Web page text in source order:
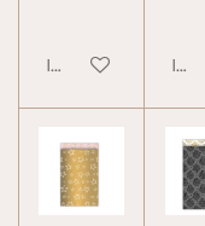
In winkelwagenIn